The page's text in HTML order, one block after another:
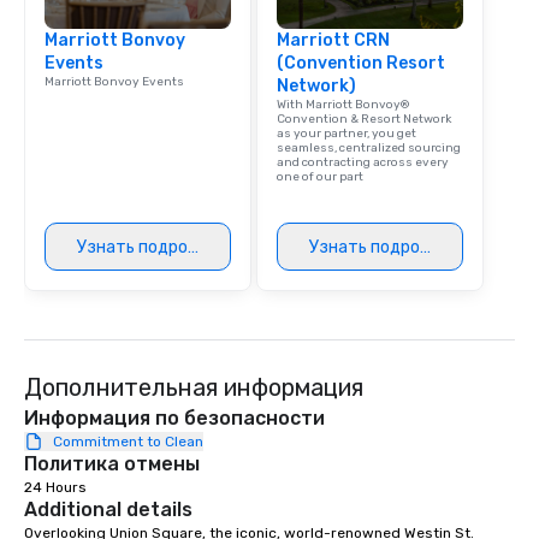
signature dishes at
Our affordable tours
person with tax and
are drinks. However,
package upgrade is
provides guests a
ultimate networking
a typical sit-down
place at multiple
Marriott Bonvoy
Events
Marriott Bonvoy Events
Узнать подробнее
Marriott CRN
(Convention Resort
Network)
With Marriott Bonvoy®
Convention & Resort Network
as your partner, you get
seamless, centralized sourcing
and contracting across every
one of our part
Узнать подробнее
Дополнительная информация
Информация по безопасности
Commitment to Clean
Политика отмены
24 Hours
Additional details
Overlooking Union Square, the iconic, world-renowned Westin St.